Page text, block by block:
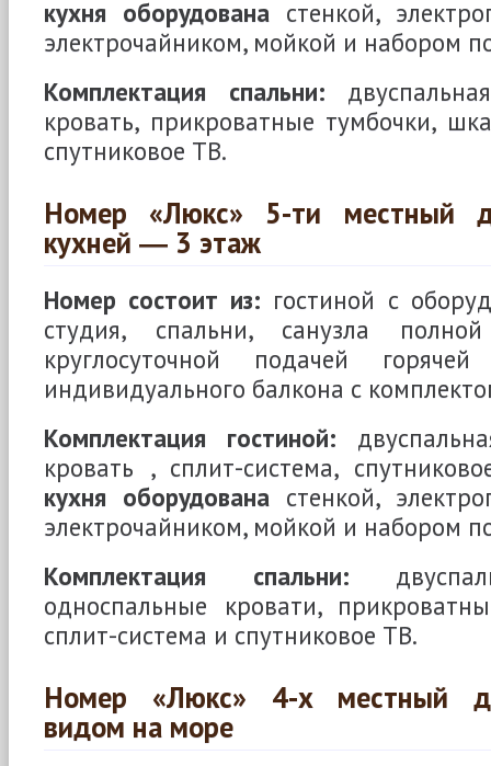
кухня оборудована стенкой,
электрочайником, мойкой и набором
Комплектация спальни:
кровать, прикроватные тумбочки,
спутниковое ТВ.
Номер «Люкс» 5-ти местный
кухней ― 3 этаж
Номер состоит из: гостиной с
студия, спальни, санузла
круглосуточной подачей
индивидуального балкона с
Комплектация гостиной:
кровать , сплит-система,
кухня оборудована стенкой,
электрочайником, мойкой и набором
Комплектация спальни:
односпальные кровати,
сплит-система и спутниковое ТВ.
Номер «Люкс» 4-х местный
видом на море